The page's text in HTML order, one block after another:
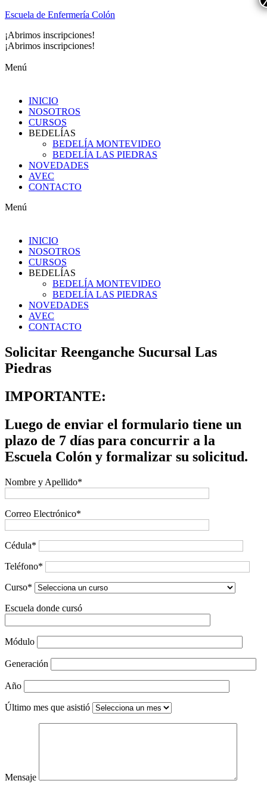
Escuela de Enfermería Colón
¡Abrimos inscripciones!
¡Abrimos inscripciones!
Menú
INICIO
NOSOTROS
CURSOS
BEDELÍAS
BEDELÍA MONTEVIDEO
BEDELÍA LAS PIEDRAS
NOVEDADES
AVEC
CONTACTO
Menú
INICIO
NOSOTROS
CURSOS
BEDELÍAS
BEDELÍA MONTEVIDEO
BEDELÍA LAS PIEDRAS
NOVEDADES
AVEC
CONTACTO
Solicitar Reenganche Sucursal Las
Piedras
IMPORTANTE:
Luego de enviar el formulario tiene un
plazo de 7 días para concurrir a la
Escuela Colón y formalizar su solicitud.
Nombre y Apellido*
Correo Electrónico*
Cédula*
Teléfono*
Curso*
Escuela donde cursó
Módulo
Generación
Año
Último mes que asistió
Mensaje